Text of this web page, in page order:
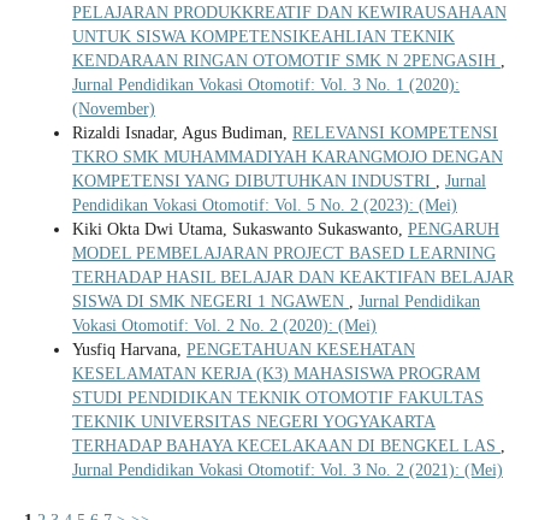
PELAJARAN PRODUKKREATIF DAN KEWIRAUSAHAAN
UNTUK SISWA KOMPETENSIKEAHLIAN TEKNIK
KENDARAAN RINGAN OTOMOTIF SMK N 2PENGASIH ,
Jurnal Pendidikan Vokasi Otomotif: Vol. 3 No. 1 (2020):
(November)
Rizaldi Isnadar, Agus Budiman, RELEVANSI KOMPETENSI
TKRO SMK MUHAMMADIYAH KARANGMOJO DENGAN
KOMPETENSI YANG DIBUTUHKAN INDUSTRI , Jurnal
Pendidikan Vokasi Otomotif: Vol. 5 No. 2 (2023): (Mei)
Kiki Okta Dwi Utama, Sukaswanto Sukaswanto, PENGARUH
MODEL PEMBELAJARAN PROJECT BASED LEARNING
TERHADAP HASIL BELAJAR DAN KEAKTIFAN BELAJAR
SISWA DI SMK NEGERI 1 NGAWEN , Jurnal Pendidikan
Vokasi Otomotif: Vol. 2 No. 2 (2020): (Mei)
Yusfiq Harvana, PENGETAHUAN KESEHATAN
KESELAMATAN KERJA (K3) MAHASISWA PROGRAM
STUDI PENDIDIKAN TEKNIK OTOMOTIF FAKULTAS
TEKNIK UNIVERSITAS NEGERI YOGYAKARTA
TERHADAP BAHAYA KECELAKAAN DI BENGKEL LAS ,
Jurnal Pendidikan Vokasi Otomotif: Vol. 3 No. 2 (2021): (Mei)